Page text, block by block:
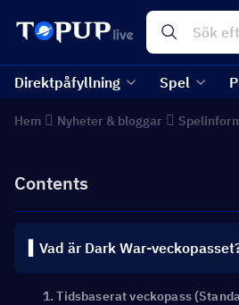
Direktpåfyllning Spel
Hem Nyheter & bloggar
Contents
▍Vad är Dark War-
1. Tidsbaserat veckopass